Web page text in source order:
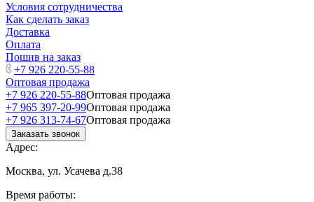
Условия сотрудничества
Как сделать заказ
Доставка
Оплата
Пошив на заказ
+7 926 220-55-88
Оптовая продажа
+7 926 220-55-88Оптовая продажа
+7 965 397-20-99Оптовая продажа
+7 926 313-74-67Оптовая продажа
Заказать звонок
Адрес:
Москва, ул. Усачева д.38
Время работы: